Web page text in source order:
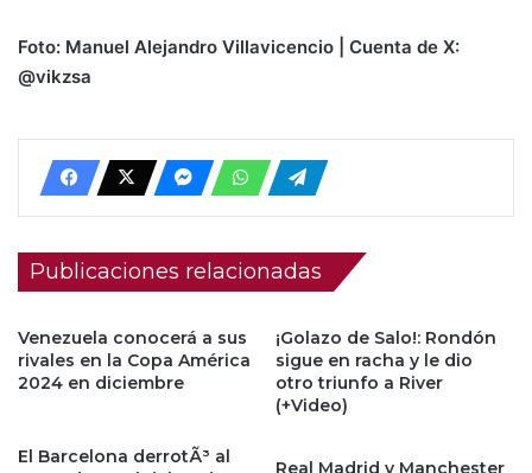
Foto: Manuel Alejandro Villavicencio | Cuenta de X:
@vikzsa
Publicaciones relacionadas
Venezuela conocerá a sus
rivales en la Copa América
2024 en diciembre
¡Golazo de Salo!: Rondón
sigue en racha y le dio
otro triunfo a River
(+Video)
El Barcelona derrotÃ³ al
Real Madrid y Manchester